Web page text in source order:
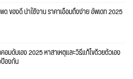
ด ของดี น่าใช้งาน ราคาเอื้อมถึงง่าย อัพเดท 2025
มดับเอง 2025 หาสาเหตุและวิธีแก้ไขด้วยตัวเอง
องกัน